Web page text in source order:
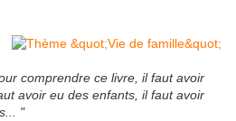
comprendre ce livre, il faut avoir
avoir eu des enfants, il faut avoir
"